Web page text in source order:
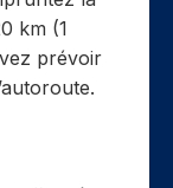
km (1
prévoir